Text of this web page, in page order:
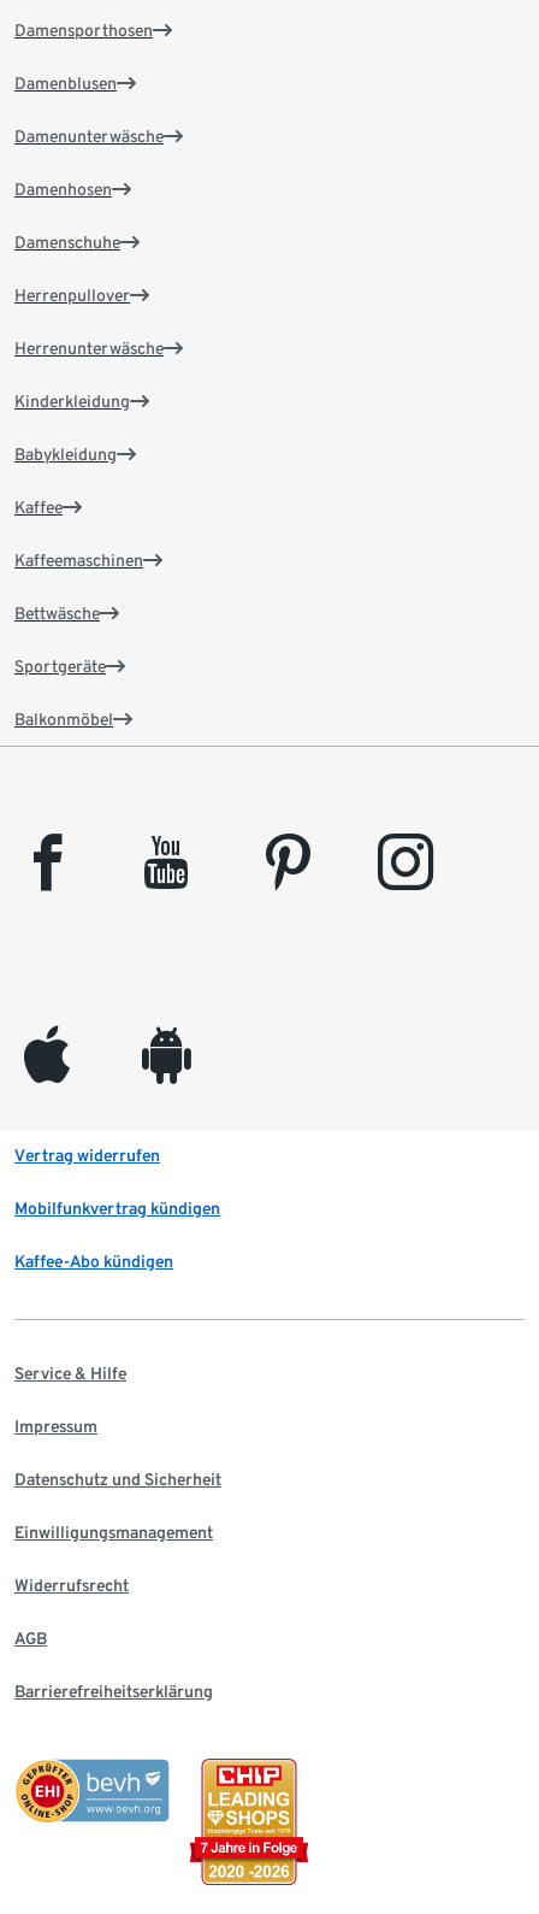
Damensporthosen
Damenblusen
Damenunterwäsche
Damenhosen
Damenschuhe
Herrenpullover
Herrenunterwäsche
Kinderkleidung
Babykleidung
Kaffee
Kaffeemaschinen
Bettwäsche
Sportgeräte
Balkonmöbel
facebook youtube pinterest instagram
appleinc android
Vertrag widerrufen
Mobilfunkvertrag kündigen
Kaffee-Abo kündigen
Service & Hilfe
Impressum
Datenschutz und Sicherheit
Einwilligungsmanagement
Widerrufsrecht
AGB
Barrierefreiheitserklärung